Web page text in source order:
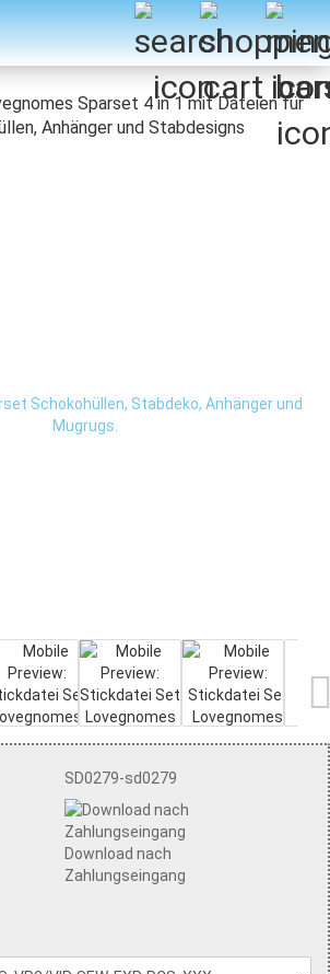
Sparset 4 in 1 mit Dateien für
Anhänger und Stabdesigns
SD0279-sd0279
Download nach
Zahlungseingang